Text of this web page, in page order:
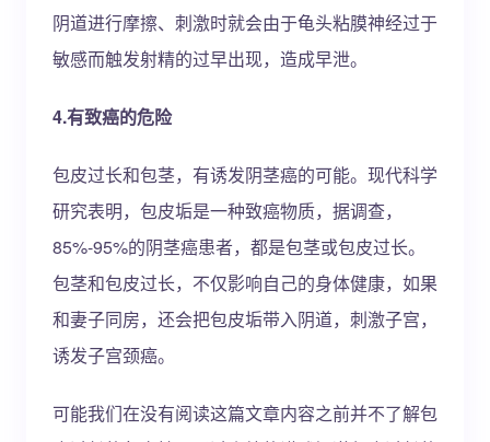
阴道进行摩擦、刺激时就会由于龟头粘膜神经过于
敏感而触发射精的过早出现，造成早泄。
4.有致癌的危险
包皮过长和包茎，有诱发阴茎癌的可能。现代科学
研究表明，包皮垢是一种致癌物质，据调查，
85%-95%的阴茎癌患者，都是包茎或包皮过长。
包茎和包皮过长，不仅影响自己的身体健康，如果
和妻子同房，还会把包皮垢带入阴道，刺激子宫，
诱发子宫颈癌。
可能我们在没有阅读这篇文章内容之前并不了解包